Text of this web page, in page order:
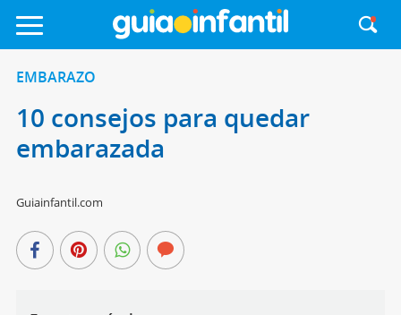
EMBARAZO
10 consejos para quedar
embarazada
Guiainfantil.com